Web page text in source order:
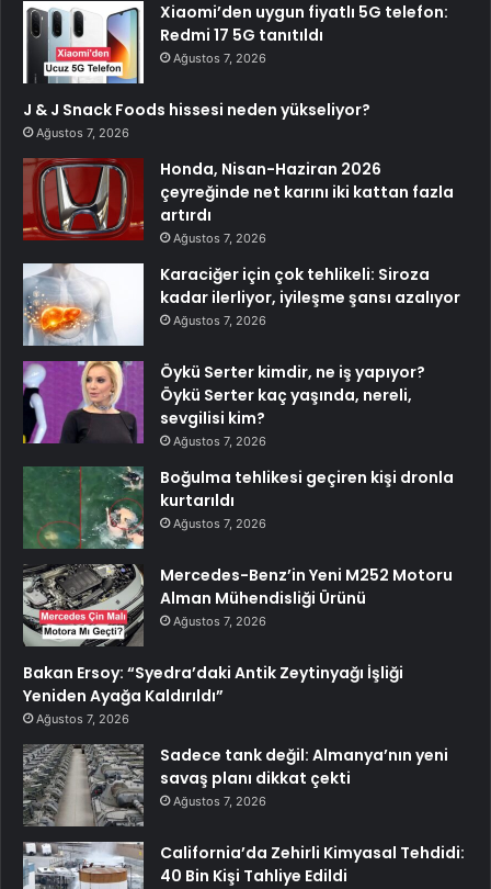
Xiaomi’den uygun fiyatlı 5G telefon:
Redmi 17 5G tanıtıldı
Ağustos 7, 2026
J & J Snack Foods hissesi neden yükseliyor?
Ağustos 7, 2026
Honda, Nisan-Haziran 2026
çeyreğinde net karını iki kattan fazla
artırdı
Ağustos 7, 2026
Karaciğer için çok tehlikeli: Siroza
kadar ilerliyor, iyileşme şansı azalıyor
Ağustos 7, 2026
Öykü Serter kimdir, ne iş yapıyor?
Öykü Serter kaç yaşında, nereli,
sevgilisi kim?
Ağustos 7, 2026
Boğulma tehlikesi geçiren kişi dronla
kurtarıldı
Ağustos 7, 2026
Mercedes-Benz’in Yeni M252 Motoru
Alman Mühendisliği Ürünü
Ağustos 7, 2026
Bakan Ersoy: “Syedra’daki Antik Zeytinyağı İşliği
Yeniden Ayağa Kaldırıldı”
Ağustos 7, 2026
Sadece tank değil: Almanya’nın yeni
savaş planı dikkat çekti
Ağustos 7, 2026
California’da Zehirli Kimyasal Tehdidi:
40 Bin Kişi Tahliye Edildi